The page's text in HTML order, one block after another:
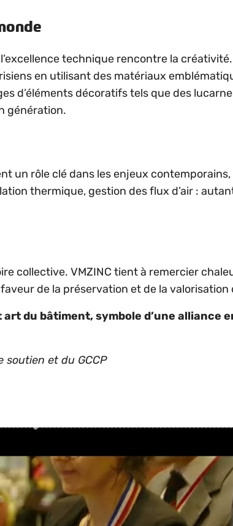
technique rencontre la créativité.
en utilisant des matériaux
d’éléments décoratifs tels que des
génération.
un rôle clé dans les enjeux
thermique, gestion des flux d’air :
collective. VMZINC tient à remercier
de la préservation et de la valorisation
du bâtiment, symbole d’une alliance
et du GCCP